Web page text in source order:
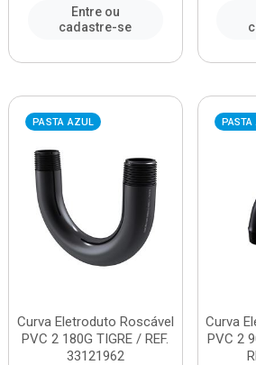
Entre ou
cadastre-se
PASTA AZUL
Curva Eletroduto Roscável
PVC 2 180G TIGRE / REF.
33121962
Curva
PVC 2